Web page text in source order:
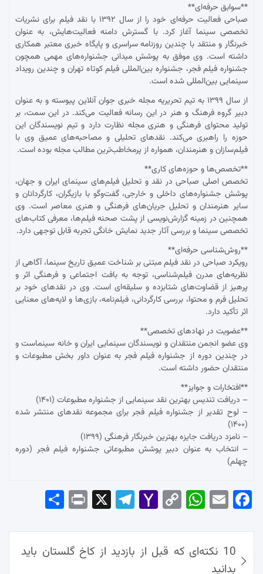
**سوابق حرفه‌ای**
صباحی فعالیت حرفه‌ای خود را از سال ۱۳۹۲ با نقد فیلم برای نشریات
تخصصی سینما آغاز کرد. با گسترش دامنه فعالیت‌هایش، به عنوان
خبرنگار و منتقد با چندین روزنامه سراسری و پایگاه خبری معتبر همکاری
داشته است. وی موفق به پوشش میدانی جشنواره‌های مهمی همچون
جشنواره فیلم فجر، جشنواره بین‌المللی فیلم کوتاه تهران و چندین رویداد
سینمایی بین‌المللی شده است.
از سال ۱۳۹۹ به تیم تحریریه مجله خبری جوان آنلاین پیوسته و به عنوان
دبیر گروه فرهنگ و هنر در این رسانه فعالیت می‌کند. در این سمت، بر
تولید محتوای فرهنگی و هنری مجله نظارت دارد و تیم نویسندگان این
حوزه را راهبری می‌کند. نقدهای تحلیلی و مصاحبه‌های عمیق وی با
فیلم‌سازان و هنرمندان، همواره از پرمخاطب‌ترین مطالب مجله بوده است.
**تخصص‌ها و حوزه‌های کاری**
تخصص اصلی صباحی در نقد و تحلیل فیلم‌های سینمای ایران و جهان،
پوشش جشنواره‌های داخلی و خارجی، گفت‌وگو با بازیگران، کارگردانان و
سایر هنرمندان و تحلیل جریان‌های فرهنگی و هنری معاصر است. وی
همچنین در زمینه گزارش‌نویسی از پشت صحنه فیلم‌ها، معرفی کتاب‌های
تخصصی سینما و بررسی آثار جدید نمایش خانگی تجربه قابل توجهی دارد.
**روش‌شناسی حرفه‌ای**
رویکرد صباحی در نقد فیلم مبتنی بر شناخت عمیق تاریخ سینما، آگاهی از
نظریه‌های مدرن فیلم‌شناسی، توجه به بافت اجتماعی و فرهنگی اثر و
پرهیز از قضاوت‌های شتابزده و سلیقه‌ای است. وی در نقدهای خود بر
تحلیل فرم و محتوا، بررسی کارگردانی، فیلم‌نامه، بازی‌ها و لایه‌های معنایی
اثر تأکید دارد.
**عضویت در نهادهای تخصصی**
وی عضو انجمن منتقدان و نویسندگان سینمایی ایران و خانه سینماست و
در چندین دوره از جشنواره فیلم فجر به عنوان داور بخش مطبوعات و
منتقدان حضور داشته است.
**افتخارات و جوایز**
– دریافت تندیس بهترین نقد سینمایی از جشنواره مطبوعات (۱۴۰۱)
– لوح تقدیر از جشنواره فیلم فجر برای مجموعه نقدهای منتشر شده
(۱۴۰۰)
– نامزد دریافت جایزه بهترین خبرنگار فرهنگی (۱۳۹۹)
– انتخاب به عنوان دبیر پوشش مطبوعاتی جشنواره فیلم فجر (دوره
چهلم)
Fac
ok
Em
Wh
Ap
p
Co
Lin
k
Yah
Mai
Tel
am
Pri
راهبری
نوشته‌ها10 نکته‌ای که قبل از بازدید از کاخ گلستان باید
بدانید